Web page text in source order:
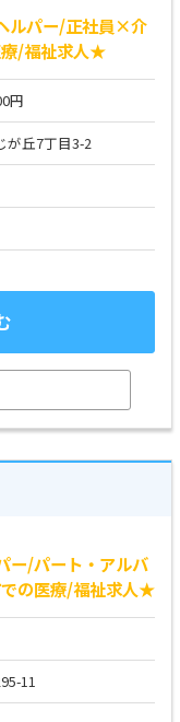
ルパー/正社員×介
/福祉求人★
円
が丘7丁目3-2
ー/パート・アルバ
の医療/福祉求人★
11